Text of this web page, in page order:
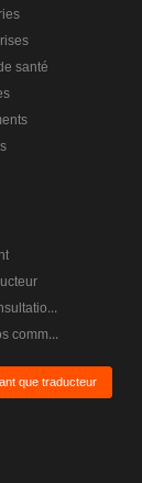
santé
Obtenir une consultation gratuite
Faire part de vos commentaires
que traducteur